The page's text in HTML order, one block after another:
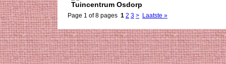
Tuincentrum Osdorp
Page 1 of 8 pages 1 2 3 > Laatste »